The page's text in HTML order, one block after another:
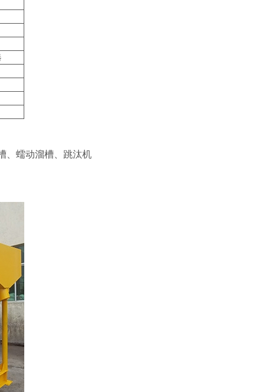
、蠕动溜槽、跳汰机